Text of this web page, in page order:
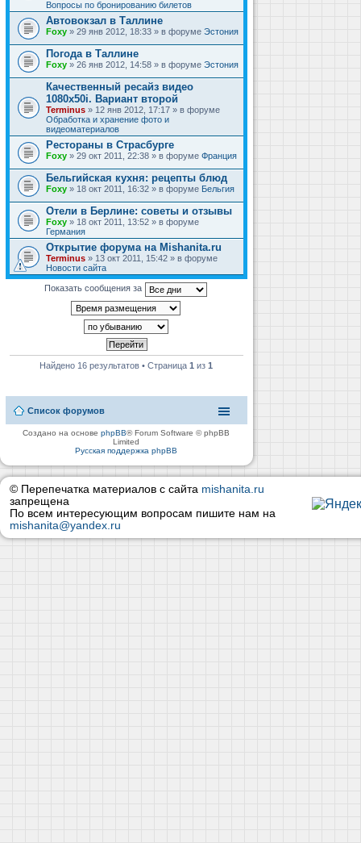
Вопросы по бронированию билетов
Автовокзал в Таллине
Foxy » 29 янв 2012, 18:33 » в форуме Эстония
Погода в Таллине
Foxy » 26 янв 2012, 14:58 » в форуме Эстония
Качественный ресайз видео
1080x50i. Вариант второй
Terminus » 12 янв 2012, 17:17 » в форуме
Обработка и хранение фото и
видеоматериалов
Рестораны в Страсбурге
Foxy » 29 окт 2011, 22:38 » в форуме Франция
Бельгийская кухня: рецепты блюд
Foxy » 18 окт 2011, 16:32 » в форуме Бельгия
Отели в Берлине: советы и отзывы
Foxy » 18 окт 2011, 13:52 » в форуме
Германия
Открытие форума на Mishanita.ru
Terminus » 13 окт 2011, 15:42 » в форуме
Новости сайта
Показать сообщения за
Найдено 16 результатов • Страница1 из1
Список форумов
Создано на основеphpBB® Forum Software © phpBB
Limited
Русская поддержка phpBB
© Перепечатка материалов с сайта mishanita.ru
запрещена
По всем интересующим вопросам пишите нам на
mishanita@yandex.ru